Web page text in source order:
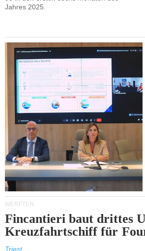
Jahres 2025.
WERFTEN
Fincantieri baut drittes
Kreuzfahrtschiff für Four
Triest